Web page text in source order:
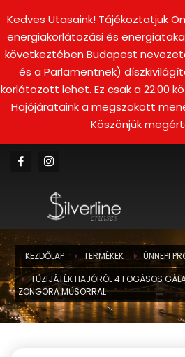
Kedves Utasaink! Tájékoztatjuk
energiakorlátozási és
következtében Budapest
és a Parlamentnek)
korlátozott lehet. Ez csak a 22:00
Hajójárataink a megszokott
Köszönjük
KEZDŐLAP TERMÉKEK
ÜNNEPI
TŰZIJÁTÉK HAJÓRÓL 4 FOGÁSOS
ZONGORA MŰSORRAL